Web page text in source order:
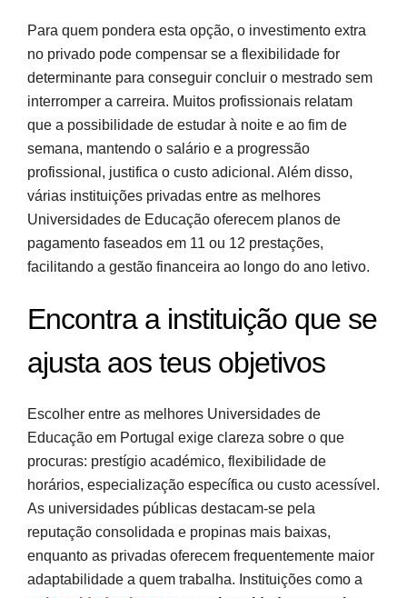
Para quem pondera esta opção, o investimento extra
no privado pode compensar se a flexibilidade for
determinante para conseguir concluir o mestrado sem
interromper a carreira. Muitos profissionais relatam
que a possibilidade de estudar à noite e ao fim de
semana, mantendo o salário e a progressão
profissional, justifica o custo adicional. Além disso,
várias instituições privadas entre as melhores
Universidades de Educação oferecem planos de
pagamento faseados em 11 ou 12 prestações,
facilitando a gestão financeira ao longo do ano letivo.
Encontra a instituição que se
ajusta aos teus objetivos
Escolher entre as melhores Universidades de
Educação em Portugal exige clareza sobre o que
procuras: prestígio académico, flexibilidade de
horários, especialização específica ou custo acessível.
As universidades públicas destacam-se pela
reputação consolidada e propinas mais baixas,
enquanto as privadas oferecem frequentemente maior
adaptabilidade a quem trabalha. Instituições como a